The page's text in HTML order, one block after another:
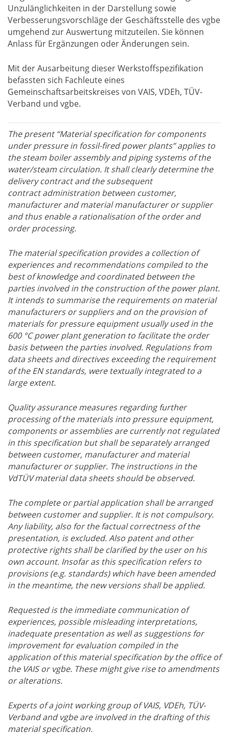
Unzulänglichkeiten in der Darstellung sowie
Verbesserungsvorschläge der Geschäftsstelle des vgbe
umgehend zur Auswertung mitzuteilen. Sie können
Anlass für Ergänzungen oder Änderungen sein.
Mit der Ausarbeitung dieser Werkstoffspezifikation
befassten sich Fachleute eines
Gemeinschaftsarbeitskreises von VAIS, VDEh, TÜV-
Verband und vgbe.
The present “Material specification for components
under pressure in fossil-fired power plants” applies to
the steam boiler assembly and piping systems of the
water/steam circulation. It shall clearly determine the
delivery contract and the subsequent
contract administration between customer,
manufacturer and material manufacturer or supplier
and thus enable a rationalisation of the order and
order processing.
The material specification provides a collection of
experiences and recommendations compiled to the
best of knowledge and coordinated between the
parties involved in the construction of the power plant.
It intends to summarise the requirements on material
manufacturers or suppliers and on the provision of
materials for pressure equipment usually used in the
600 °C power plant generation to facilitate the order
basis between the parties involved. Regulations from
data sheets and directives exceeding the requirement
of the EN standards, were textually integrated to a
large extent.
Quality assurance measures regarding further
processing of the materials into pressure equipment,
components or assemblies are currently not regulated
in this specification but shall be separately arranged
between customer, manufacturer and material
manufacturer or supplier. The instructions in the
VdTÜV material data sheets should be observed.
The complete or partial application shall be arranged
between customer and supplier. It is not compulsory.
Any liability, also for the factual correctness of the
presentation, is excluded. Also patent and other
protective rights shall be clarified by the user on his
own account. Insofar as this specification refers to
provisions (e.g. standards) which have been amended
in the meantime, the new versions shall be applied.
Requested is the immediate communication of
experiences, possible misleading interpretations,
inadequate presentation as well as suggestions for
improvement for evaluation compiled in the
application of this material specification by the office of
the VAIS or vgbe. These might give rise to amendments
or alterations.
Experts of a joint working group of VAIS, VDEh, TÜV-
Verband and vgbe are involved in the drafting of this
material specification.